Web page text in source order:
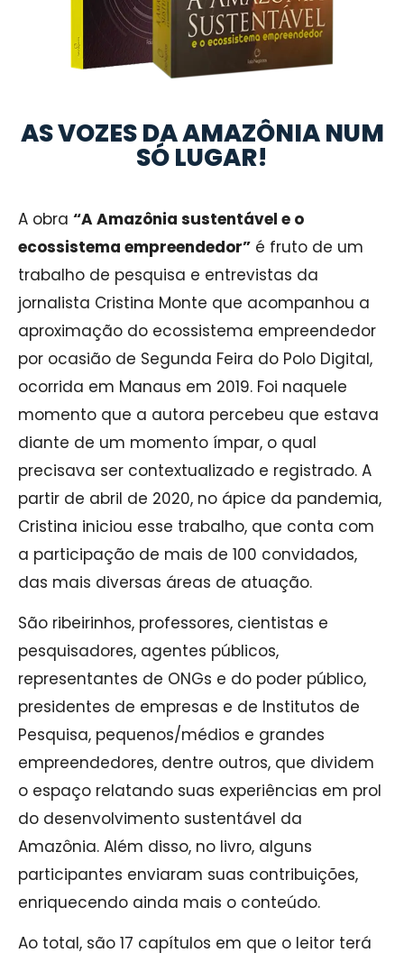
AS VOZES DA AMAZÔNIA NUM
SÓ LUGAR!
A obra “A Amazônia sustentável e o
ecossistema empreendedor” é fruto de um
trabalho de pesquisa e entrevistas da
jornalista Cristina Monte que acompanhou a
aproximação do ecossistema empreendedor
por ocasião de Segunda Feira do Polo Digital,
ocorrida em Manaus em 2019. Foi naquele
momento que a autora percebeu que estava
diante de um momento ímpar, o qual
precisava ser contextualizado e registrado. A
partir de abril de 2020, no ápice da pandemia,
Cristina iniciou esse trabalho, que conta com
a participação de mais de 100 convidados,
das mais diversas áreas de atuação.
São ribeirinhos, professores, cientistas e
pesquisadores, agentes públicos,
representantes de ONGs e do poder público,
presidentes de empresas e de Institutos de
Pesquisa, pequenos/médios e grandes
empreendedores, dentre outros, que dividem
o espaço relatando suas experiências em prol
do desenvolvimento sustentável da
Amazônia. Além disso, no livro, alguns
participantes enviaram suas contribuições,
enriquecendo ainda mais o conteúdo.
Ao total, são 17 capítulos em que o leitor terá